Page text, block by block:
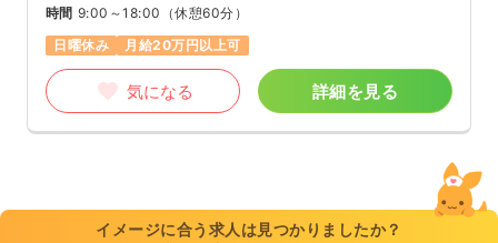
時間 9:00～18:00 （休憩60分）
日曜休み
月給20万円以上可
気になる 詳細を見る
イメージに合う求人は見つかりましたか？